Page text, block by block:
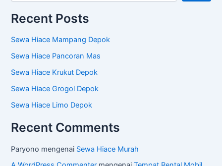
Recent Posts
Sewa Hiace Mampang Depok
Sewa Hiace Pancoran Mas
Sewa Hiace Krukut Depok
Sewa Hiace Grogol Depok
Sewa Hiace Limo Depok
Recent Comments
Paryono mengenai Sewa Hiace Murah